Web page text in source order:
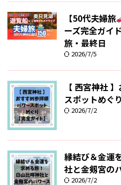
【50代夫婦旅
ーズ完全ガイ
旅・最終日
2026/7/5
【 西宮神社
スポットめぐ
2026/7/2
縁結び＆金運
社と金剱宮の
2026/7/2